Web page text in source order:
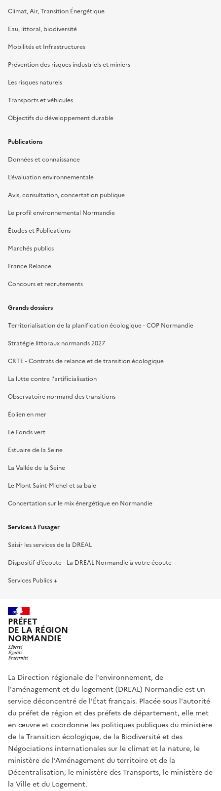
Climat, Air, Transition Énergétique
Eau, littoral, biodiversité
Mobilités et Infrastructures
Prévention des risques industriels et miniers
Les risques naturels
Transports et véhicules
Objectifs du développement durable
Publications
Données et connaissance
L’évaluation environnementale
Avis, consultation, concertation publique
Le profil environnemental Normandie
Études et Publications
Marchés publics
France Relance
Concours et recrutements
Grands dossiers
Territorialisation de la planification écologique - COP Normandie
Stratégie littoraux normands 2027
CRTE - Contrats de relance et de transition écologique
La lutte contre l’artificialisation
Observatoire normand des transitions
Éolien en mer
Le Fonds vert
Estuaire de la Seine
La Vallée de la Seine
Le Mont Saint-Michel et sa baie
Concertation sur le mix énergétique en Normandie
Services à l’usager
Saisir les services de la DREAL
Dispositif d’écoute - La DREAL Normandie à votre écoute
Services Publics +
PRÉFET
DE LA RÉGION
NORMANDIE
La Direction régionale de l'environnement, de
l'aménagement et du logement (DREAL) Normandie est un
service déconcentré de l'État français. Placée sous l'autorité
du préfet de région et des préfets de département, elle met
en œuvre et coordonne les politiques publiques du ministère
de la Transition écologique, de la Biodiversité et des
Négociations internationales sur le climat et la nature, le
ministère de l’Aménagement du territoire et de la
Décentralisation, le ministère des Transports, le ministère de
la Ville et du Logement.